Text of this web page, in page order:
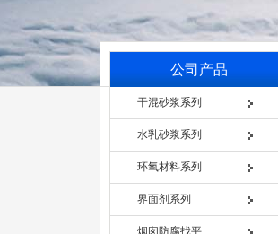
公司产品
干混砂浆系列
水乳砂浆系列
环氧材料系列
界面剂系列
烟囱防腐找平